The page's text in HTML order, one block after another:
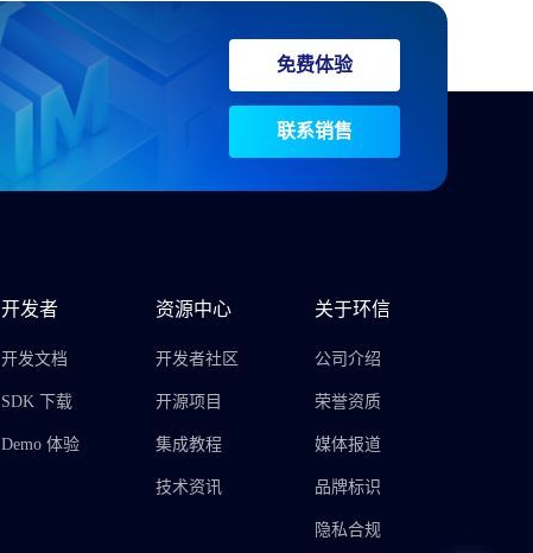
免费体验
联系销售
开发者
开发文档
SDK 下载
Demo 体验
资源中心
开发者社区
开源项目
集成教程
技术资讯
关于环信
公司介绍
荣誉资质
媒体报道
品牌标识
隐私合规